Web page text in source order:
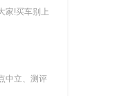
家!买车别上
中立、测评